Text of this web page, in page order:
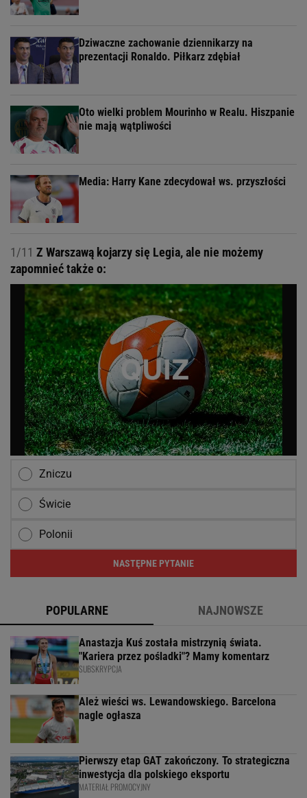
Dziwaczne zachowanie dziennikarzy na
prezentacji Ronaldo. Piłkarz zdębiał
Oto wielki problem Mourinho w Realu. Hiszpanie
nie mają wątpliwości
Media: Harry Kane zdecydował ws. przyszłości
1/11 Z Warszawą kojarzy się Legia, ale nie możemy
zapomnieć także o:
Zniczu
Świcie
Polonii
NASTĘPNE PYTANIE
POPULARNE NAJNOWSZE
Anastazja Kuś została mistrzynią świata.
"Kariera przez pośladki"? Mamy komentarz
SUBSKRYPCJA
Ależ wieści ws. Lewandowskiego. Barcelona
nagle ogłasza
Pierwszy etap GAT zakończony. To strategiczna
inwestycja dla polskiego eksportu
MATERIAŁ PROMOCYJNY